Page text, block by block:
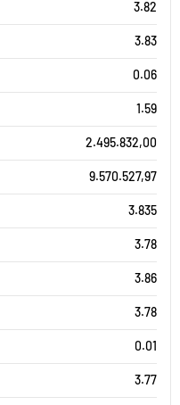
3.82
3.83
0.06
1.59
2.495.832,00
9.570.527,97
3.835
3.78
3.86
3.78
0.01
3.77